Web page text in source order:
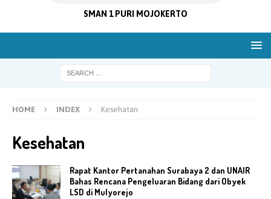
SMAN 1 PURI MOJOKERTO
HOME INDEX Kesehatan
Kesehatan
Rapat Kantor Pertanahan Surabaya 2 dan UNAIR
Bahas Rencana Pengeluaran Bidang dari Obyek
LSD di Mulyorejo